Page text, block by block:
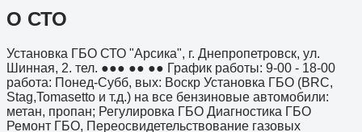
О СТО
Установка ГБО СТО "Арсика", г. Днепропетровск, ул.
Шинная, 2. тел. ●●● ●● ●● График работы: 9-00 - 18-00
работа: Понед-Субб, вых: Воскр Установка ГБО (BRC,
Stag,Tomasetto и т.д.) на все бензиновые автомобили:
метан, пропан; Регулировка ГБО Диагностика ГБО
Ремонт ГБО, Переосвидетельствование газовых